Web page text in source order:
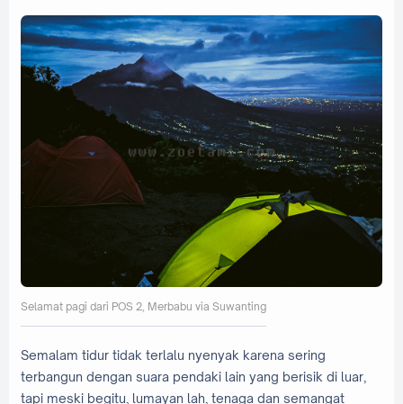
Selamat pagi dari POS 2, Merbabu via Suwanting
Semalam tidur tidak terlalu nyenyak karena sering
terbangun dengan suara pendaki lain yang berisik di luar,
tapi meski begitu, lumayan lah, tenaga dan semangat